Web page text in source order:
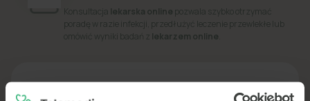
Konsultacja lekarska online pozwala szybko otrzymać
poradę w razie infekcji, przedłużyć leczenie przewlekłe lub
omówić wyniki badań z lekarzem online